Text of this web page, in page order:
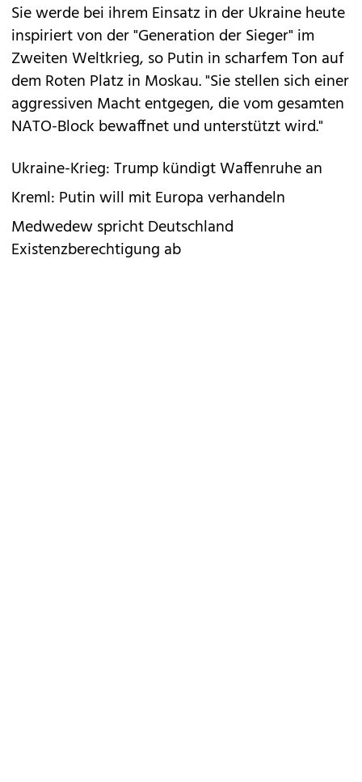
Sie werde bei ihrem Einsatz in der Ukraine heute
inspiriert von der "Generation der Sieger" im
Zweiten Weltkrieg, so Putin in scharfem Ton auf
dem Roten Platz in Moskau. "Sie stellen sich einer
aggressiven Macht entgegen, die vom gesamten
NATO-Block bewaffnet und unterstützt wird."
Ukraine-Krieg: Trump kündigt Waffenruhe an
Kreml: Putin will mit Europa verhandeln
Medwedew spricht Deutschland
Existenzberechtigung ab